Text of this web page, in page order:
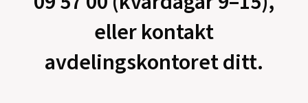
eller kontakt
avdelingskontoret ditt.